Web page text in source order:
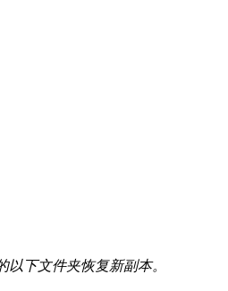
下文件夹恢复新副本。